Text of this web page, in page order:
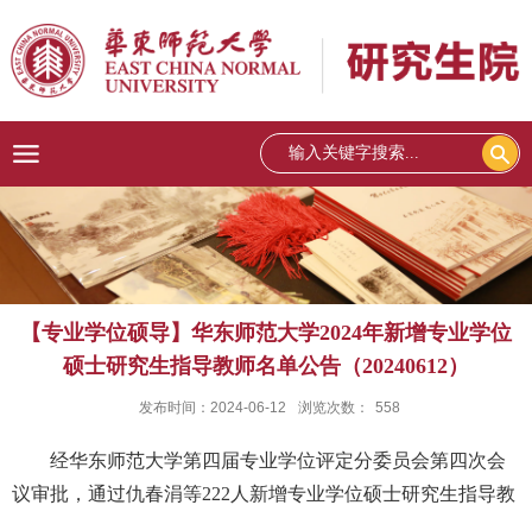
【专业学位硕导】华东师范大学2024年新增专业学位
硕士研究生指导教师名单公告（20240612）
发布时间：2024-06-12 浏览次数： 558
经华东师范大学第四届专业学位评定分委员会第四次会
议审批，通过仇春涓等222人新增专业学位硕士研究生指导教